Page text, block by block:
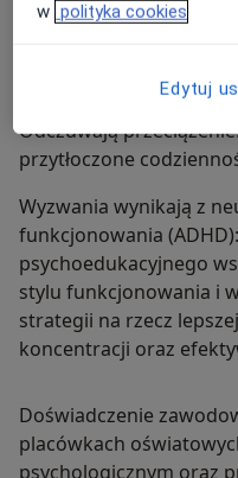
Przechodzą przez
kryzysie życiowym,
mierzą się z
Odczuwają
przytłoczone
Wyzwania wynikają z
funkcjonowania
psychoedukacyjnego
stylu funkcjonowania i
strategii na rzecz
koncentracji oraz
Doświadczenie
placówkach
psychologicznym oraz
w polityka cookies
Edytuj